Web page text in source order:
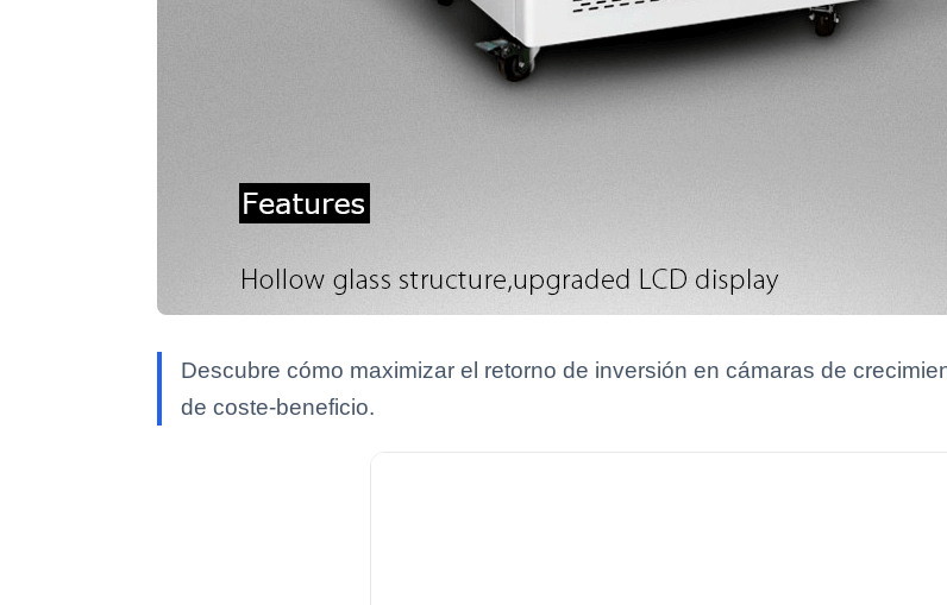
Descubre cómo maximizar el retorno de inversión en cámaras de
de coste-beneficio.